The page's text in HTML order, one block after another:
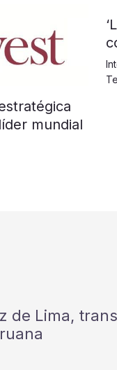
mundial
de Lima,